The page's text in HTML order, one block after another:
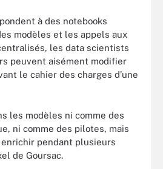
à des notebooks
modèles et les appels aux
les data scientists
peuvent aisément modifier
le cahier des charges d’une
les modèles ni comme des
ni comme des pilotes, mais
pendant plusieurs
de Goursac.